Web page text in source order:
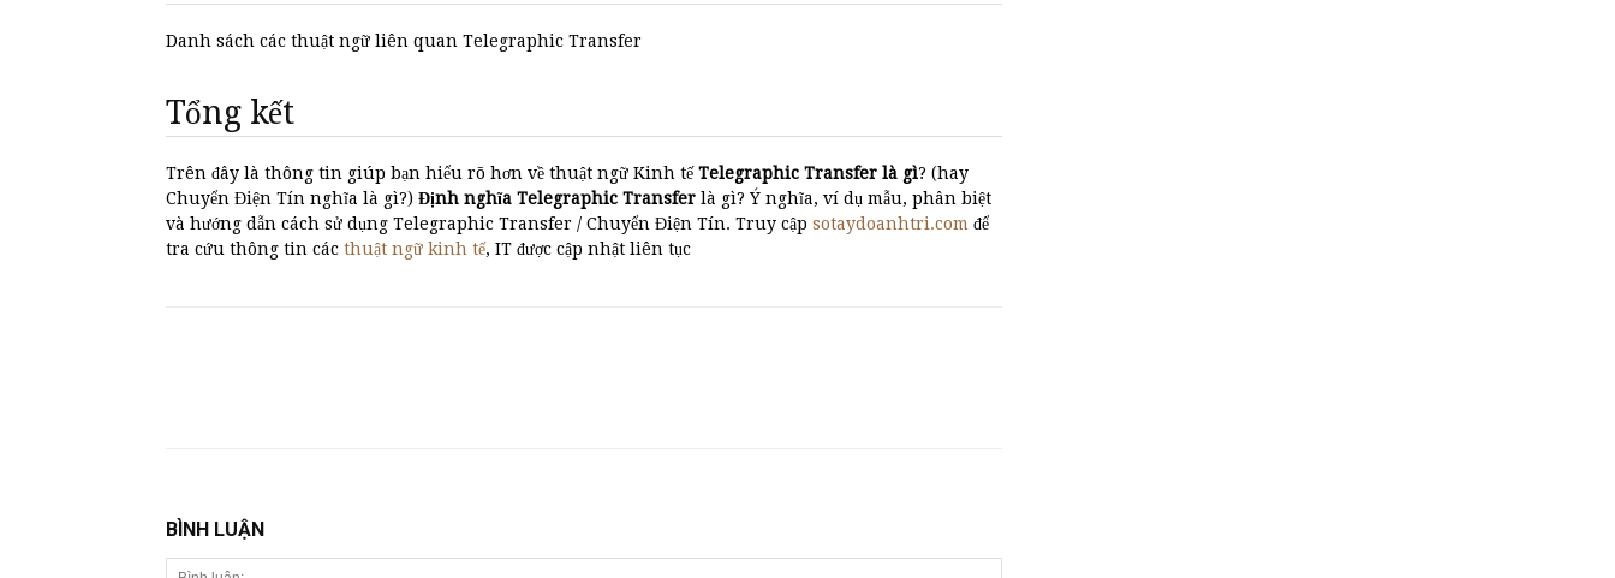
Danh sách các thuật ngữ liên quan Telegraphic Transfer
Tổng kết
Trên đây là thông tin giúp bạn hiểu rõ hơn về thuật ngữ Kinh tếTelegraphic Transfer là gì? (hay
Chuyển Điện Tín nghĩa là gì?) Định nghĩa Telegraphic Transfer là gì? Ý nghĩa, ví dụ mẫu, phân biệt
và hướng dẫn cách sử dụng Telegraphic Transfer / Chuyển Điện Tín. Truy cập sotaydoanhtri.com để
tra cứu thông tin các thuật ngữ kinh tế, IT được cập nhật liên tục
BÌNH LUẬN